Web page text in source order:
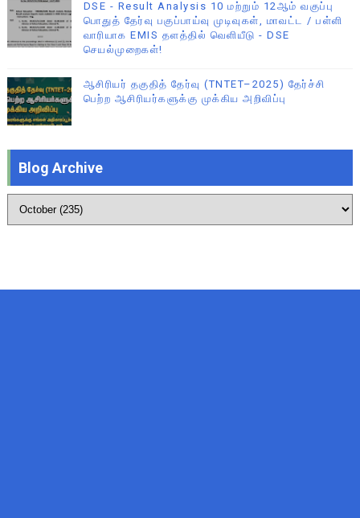
DSE - Result Analysis 10 மற்றும் 12ஆம் வகுப்பு
பொதுத் தேர்வு பகுப்பாய்வு முடிவுகள், மாவட்ட / பள்ளி
வாரியாக EMIS தளத்தில் வெளியீடு - DSE
செயல்முறைகள்!
ஆசிரியர் தகுதித் தேர்வு (TNTET–2025) தேர்ச்சி
பெற்ற ஆசிரியர்களுக்கு முக்கிய அறிவிப்பு
Blog Archive